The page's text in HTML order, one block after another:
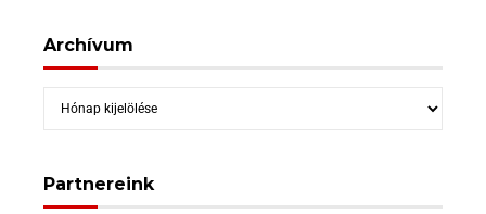
Archívum
Archívum
Partnereink